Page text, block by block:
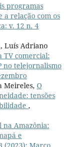
programas
a relação com os
v. 12 n. 4
Luís Adriano
TV comercial:
no telejornalismo
Meireles, O
tensões
,
na Amazônia:
e